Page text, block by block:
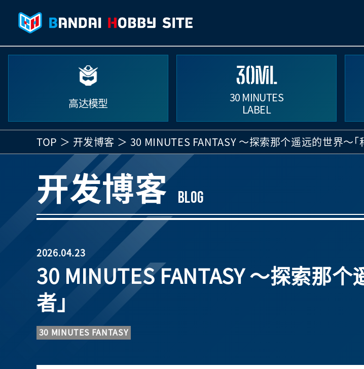
高达模型
30 MINUTES
LABEL
TOP 开发博客 30 MINUTES FANTASY ～探索那个遥远的世界～「
开发博客 BLOG
2026.04.23
30 MINUTES FANTASY ～探索那
者」
30 MINUTES FANTASY